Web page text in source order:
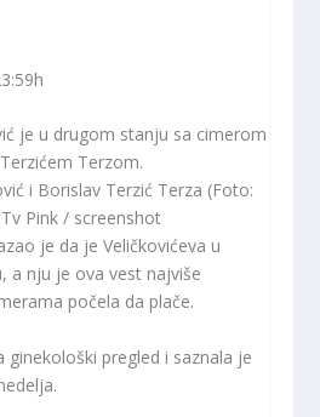
h
je u drugom stanju sa cimerom
Terzom.
i Borislav Terzić Terza (Foto:
Pink / screenshot
je da je Veličkovićeva u
a nju je ova vest najviše
počela da plače.
ginekološki pregled i saznala je